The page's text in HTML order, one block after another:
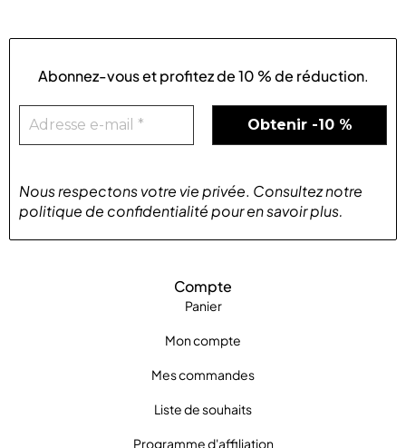
Compte
Panier
Mon compte
Mes commandes
Liste de souhaits
Programme d'affiliation
Abonnez-vous et profitez de10 % de réduction.
Nous respectons votre vie privée. Consultez notre
politique de confidentialitépouren savoir plus.